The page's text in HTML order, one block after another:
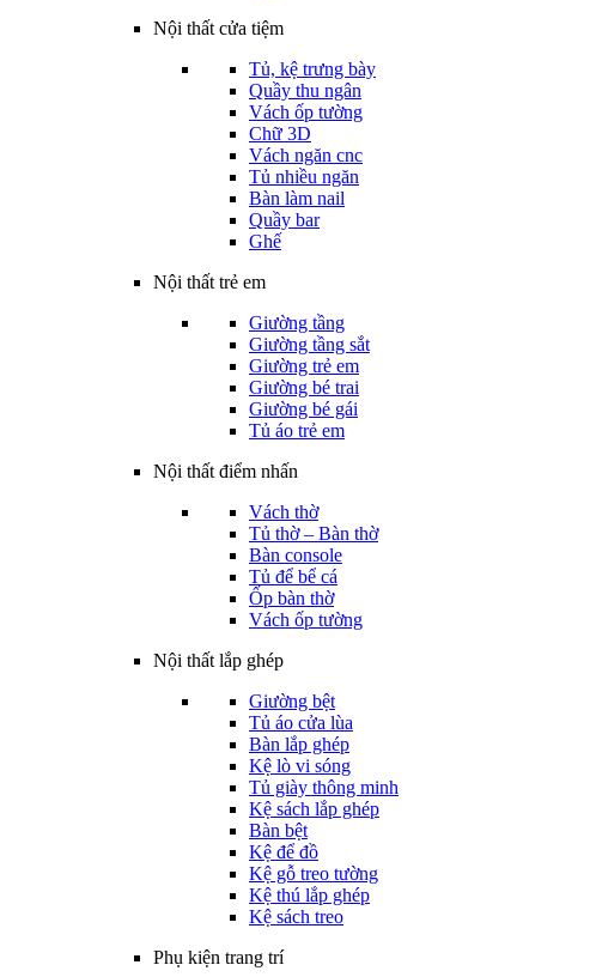
Nội thất cửa tiệm
Tủ, kệ trưng bày
Quầy thu ngân
Vách ốp tường
Chữ 3D
Vách ngăn cnc
Tủ nhiều ngăn
Bàn làm nail
Quầy bar
Ghế
Nội thất trẻ em
Giường tầng
Giường tầng sắt
Giường trẻ em
Giường bé trai
Giường bé gái
Tủ áo trẻ em
Nội thất điểm nhấn
Vách thờ
Tủ thờ – Bàn thờ
Bàn console
Tủ để bể cá
Ốp bàn thờ
Vách ốp tường
Nội thất lắp ghép
Giường bệt
Tủ áo cửa lùa
Bàn lắp ghép
Kệ lò vi sóng
Tủ giày thông minh
Kệ sách lắp ghép
Bàn bệt
Kệ để đồ
Kệ gỗ treo tường
Kệ thú lắp ghép
Kệ sách treo
Phụ kiện trang trí